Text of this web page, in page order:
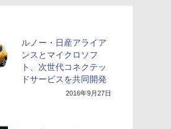
ルノー・日産アライア
ンスとマイクロソフ
ト、次世代コネクテッ
ドサービスを共同開発
2016年9月27日